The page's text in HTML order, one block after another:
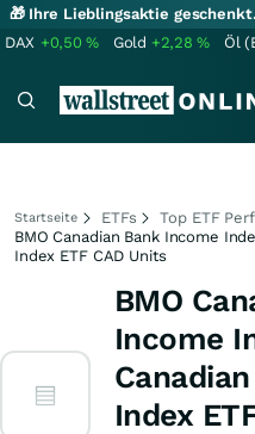
🎁 Ihre Lieblingsaktie
DAX +0,50% Gold +2,28% Öl
Startseite ETFs
Top ETF
BMO Canadian Bank Income
Index ETF CAD Units
BMO
Income
Index